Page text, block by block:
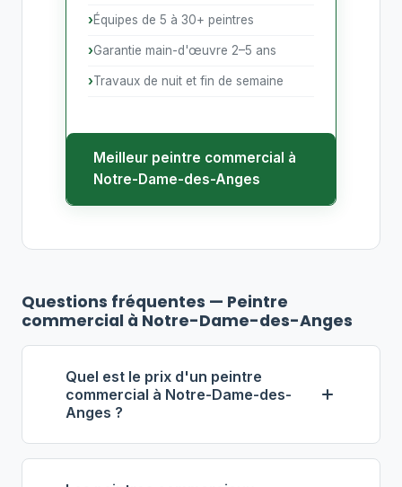
Équipes de 5 à 30+ peintres
Garantie main-d'œuvre 2–5 ans
Travaux de nuit et fin de semaine
Meilleur peintre commercial à
Notre-Dame-des-Anges
Questions fréquentes — Peintre
commercial à Notre-Dame-des-Anges
Quel est le prix d'un peintre
commercial à Notre-Dame-des-
Anges ?
À Notre-Dame-des-Anges, les
entrepreneurs en peinture